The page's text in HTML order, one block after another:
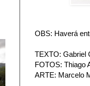
OBS: Haverá
TEXTO: Gabriel
FOTOS: Thiago
ARTE: Marcelo